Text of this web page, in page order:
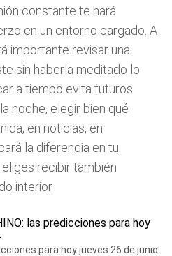
constante te hará
en un entorno cargado. A
importante revisar una
sin haberla meditado lo
a tiempo evita futuros
noche, elegir bien qué
en noticias, en
la diferencia en tu
recibir también
interior
para hoy jueves 26 de junio